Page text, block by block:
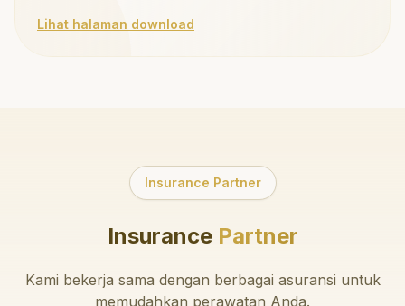
Lihat halaman download
Insurance Partner
InsurancePartner
Kami bekerja sama dengan berbagai asuransi untuk
memudahkan perawatan Anda.